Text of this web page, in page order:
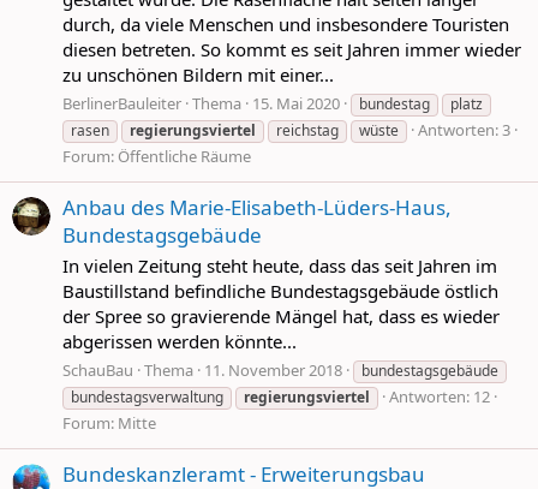
durch, da viele Menschen und insbesondere Touristen
diesen betreten. So kommt es seit Jahren immer wieder
zu unschönen Bildern mit einer...
BerlinerBauleiter Thema 15. Mai 2020 bundestag
platz
rasen
regierungsviertel reichstag wüste
Antworten: 3
Forum: Öffentliche Räume
Anbau des Marie-Elisabeth-Lüders-Haus,
Bundestagsgebäude
In vielen Zeitung steht heute, dass das seit Jahren im
Baustillstand befindliche Bundestagsgebäude östlich
der Spree so gravierende Mängel hat, dass es wieder
abgerissen werden könnte...
SchauBau Thema 11. November 2018
bundestagsgebäude
bundestagsverwaltung
regierungsviertel
Antworten: 12
Forum: Mitte
Bundeskanzleramt - Erweiterungsbau